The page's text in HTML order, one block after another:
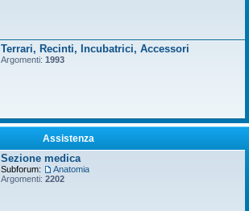
Terrari, Recinti, Incubatrici, Accessori
Argomenti: 1993
Assistenza
Sezione medica
Subforum:
Anatomia
Argomenti: 2202